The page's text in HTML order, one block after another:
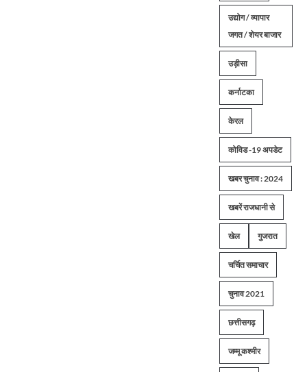
उद्योग / व्यापार
जगत / शेयर बाजार
उड़ीसा
कर्नाटका
केरल
कोविड -19 अपडेट
खबर चुनाव : 2024
खबरें राजधानी से
खेल गुजरात
चर्चित समाचार
चुनाव 2021
छत्तीसगढ़
जम्मू कश्मीर